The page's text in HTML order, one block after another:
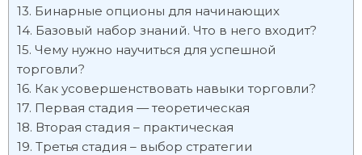
Бинарные опционы для начинающих
Базовый набор знаний. Что в него входит?
Чему нужно научиться для успешной
торговли?
Как усовершенствовать навыки торговли?
Первая стадия — теоретическая
Вторая стадия – практическая
Третья стадия – выбор стратегии